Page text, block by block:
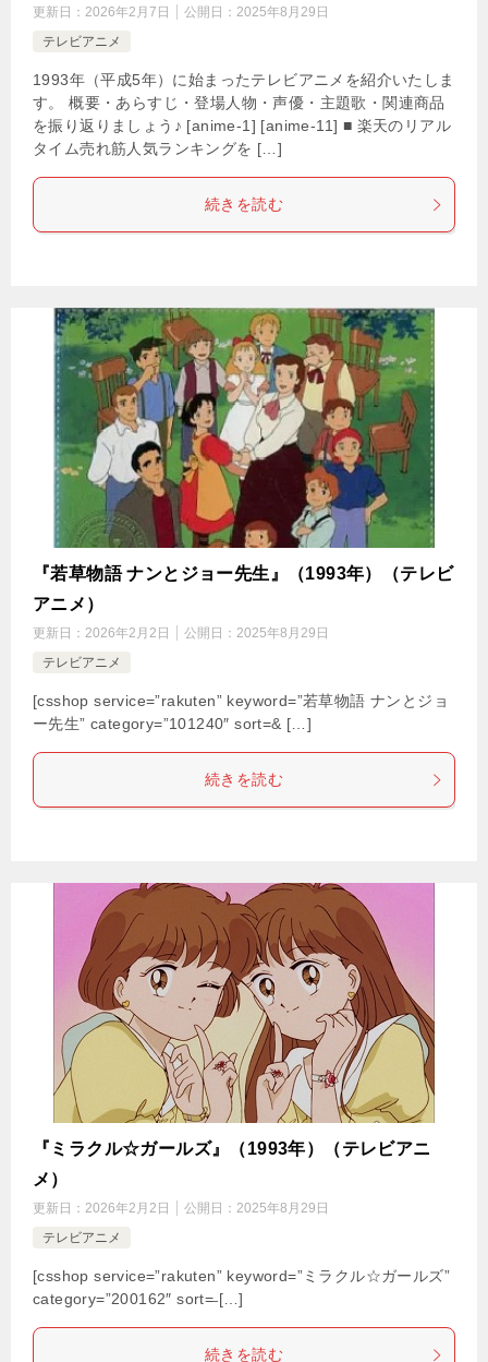
更新日： 2026年2月7日 公開日： 2025年8月29日
テレビアニメ
1993年（平成5年）に始まったテレビアニメを紹介いたしま
す。 概要・あらすじ・登場人物・声優・主題歌・関連商品
を振り返りましょう♪ [anime-1] [anime-11] ■ 楽天のリアル
タイム売れ筋人気ランキングを […]
続きを読む
『若草物語 ナンとジョー先生』（1993年）（テレビ
アニメ）
更新日： 2026年2月2日 公開日： 2025年8月29日
テレビアニメ
[csshop service=”rakuten” keyword=”若草物語 ナンとジョ
ー先生” category=”101240″ sort=& […]
続きを読む
『ミラクル☆ガールズ』（1993年）（テレビアニ
メ）
更新日： 2026年2月2日 公開日： 2025年8月29日
テレビアニメ
[csshop service=”rakuten” keyword=”ミラクル☆ガールズ”
category=”200162″ sort=̶ […]
続きを読む